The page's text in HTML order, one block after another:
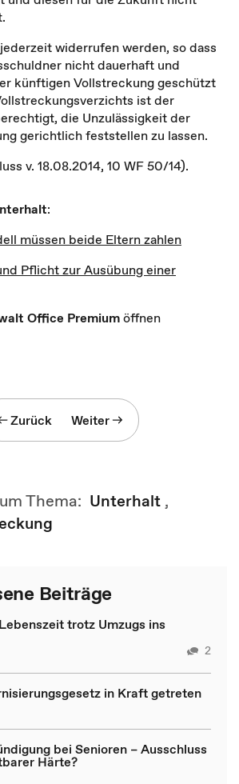
widerrufen werden, so dass
nicht dauerhaft und
künftigen Vollstreckung geschützt
ist der
die Unzulässigkeit der
gerichtlich feststellen zu lassen.
v. 18.08.2014, 10 WF 50/14).
:
müssen beide Eltern zahlen
Pflicht zur Ausübung einer
Office Premiumöffnen
Zurück Weiter
Thema: Unterhalt ,
Beiträge
trotz Umzugs ins
2
in Kraft getreten
bei Senioren – Ausschluss
Härte?